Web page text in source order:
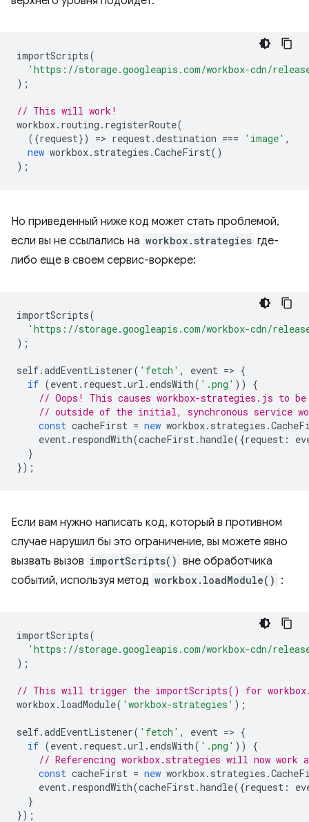
importScripts(
'https://storage.googleapis.com/workbox-cdn/
);
// This will work!
workbox. routing . registerRoute(
({request}) => request.destination === 'image' ,
new workbox. strategies .CacheFirst()
);
Но приведенный ниже код может стать проблемой,
если вы не ссылались на workbox.strategies где-
либо еще в своем сервис-воркере:
importScripts(
'https://storage.googleapis.com/workbox-cdn/
);
self.addEventListener( 'fetch' , event => {
if (event. request.url . endsWith( '.png' ))
{
// Oops! This causes workbox-strategies.js to
// outside of the initial, synchronous service
const cacheFirst = new workbox. strategies .
event. respondWith(cacheFirst.handle({request :
}
});
Если вам нужно написать код, который в противном
случае нарушил бы это ограничение, вы можете явно
вызвать вызов importScripts() вне обработчика
событий, используя метод workbox.loadModule() :
importScripts(
'https://storage.googleapis.com/workbox-cdn/
);
// This will trigger the importScripts() for
workbox. loadModule( 'workbox-strategies' );
self.addEventListener( 'fetch' , event => {
if (event. request.url . endsWith( '.png' ))
{
// Referencing workbox.strategies will now work
const cacheFirst = new workbox. strategies .
event. respondWith(cacheFirst.handle({request :
}
});